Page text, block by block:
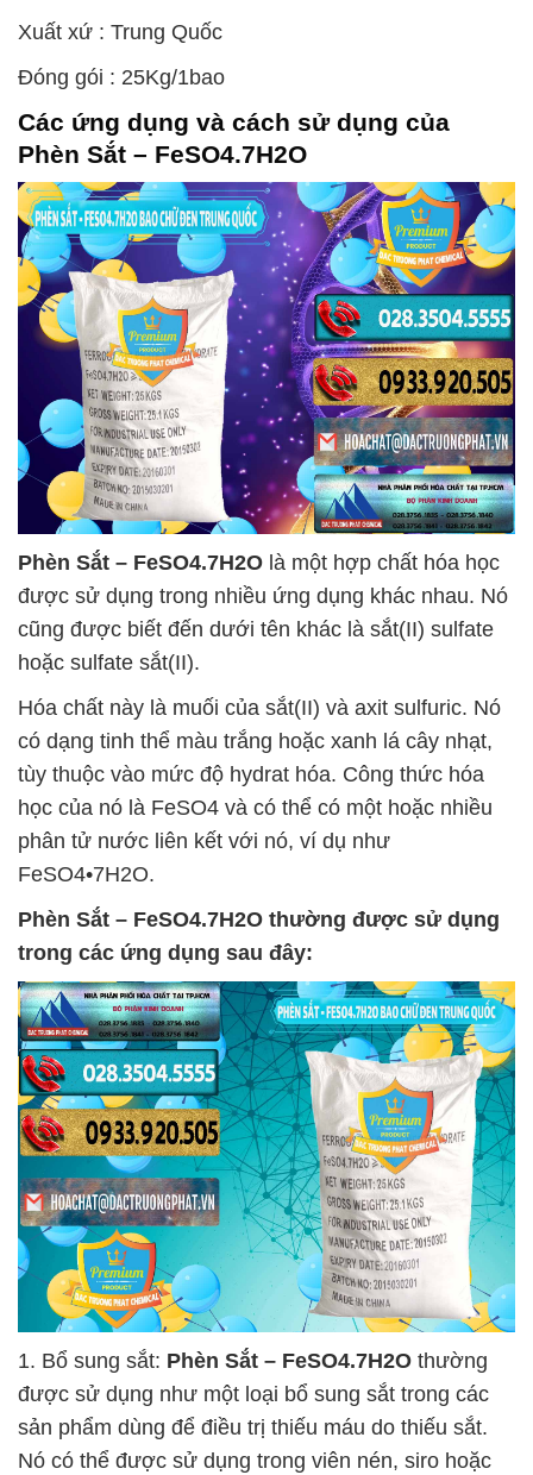
Xuất xứ : Trung Quốc
Đóng gói : 25Kg/1bao
Các ứng dụng và cách sử dụng của
Phèn Sắt – FeSO4.7H2O
Phèn Sắt – FeSO4.7H2O là một hợp chất hóa học
được sử dụng trong nhiều ứng dụng khác nhau. Nó
cũng được biết đến dưới tên khác là sắt(II) sulfate
hoặc sulfate sắt(II).
Hóa chất này là muối của sắt(II) và axit sulfuric. Nó
có dạng tinh thể màu trắng hoặc xanh lá cây nhạt,
tùy thuộc vào mức độ hydrat hóa. Công thức hóa
học của nó là FeSO4 và có thể có một hoặc nhiều
phân tử nước liên kết với nó, ví dụ như
FeSO4•7H2O.
Phèn Sắt – FeSO4.7H2O thường được sử dụng
trong các ứng dụng sau đây:
1. Bổ sung sắt: Phèn Sắt – FeSO4.7H2O thường
được sử dụng như một loại bổ sung sắt trong các
sản phẩm dùng để điều trị thiếu máu do thiếu sắt.
Nó có thể được sử dụng trong viên nén, siro hoặc